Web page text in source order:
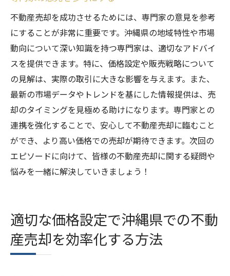
不動産売却を成功させるためには、専門家の意見を参考
にすることが非常に重要です。沖縄県の地域特性や市場
動向について深い知識を持つ専門家は、適切なアドバイ
スを提供できます。特に、価格設定や販売戦略について
の見解は、実際の取引に大きな影響を与えます。また、
最新の市場データやトレンドを基にした情報提供は、売
却のタイミングを見極める助けになります。専門家との
連携を強化することで、安心して不動産売却に臨むこと
ができ、より高い価格での売却が期待できます。次回の
エピソードに向けて、皆様の不動産売却に関する疑問や
悩みを一緒に解決していきましょう！
適切な価格設定で沖縄県での不動
産売却を効率化する方法